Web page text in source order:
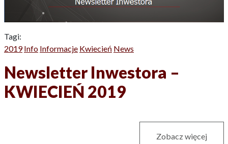
Tagi:
2019 Info Informacje Kwiecień News
Newsletter Inwestora –
KWIECIEŃ 2019
Zobacz więcej